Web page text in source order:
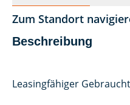
Zum Standort
Beschreibung
Leasingfähiger